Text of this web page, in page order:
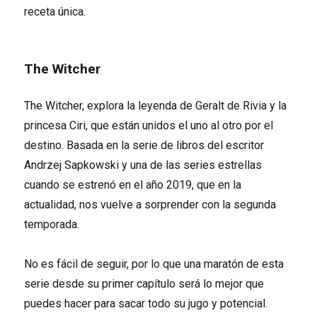
receta única.
The Witcher
The Witcher, explora la leyenda de Geralt de Rivia y la
princesa Ciri, que están unidos el uno al otro por el
destino. Basada en la serie de libros del escritor
Andrzej Sapkowski y una de las series estrellas
cuando se estrenó en el año 2019, que en la
actualidad, nos vuelve a sorprender con la segunda
temporada.
No es fácil de seguir, por lo que una maratón de esta
serie desde su primer capítulo será lo mejor que
puedes hacer para sacar todo su jugo y potencial.